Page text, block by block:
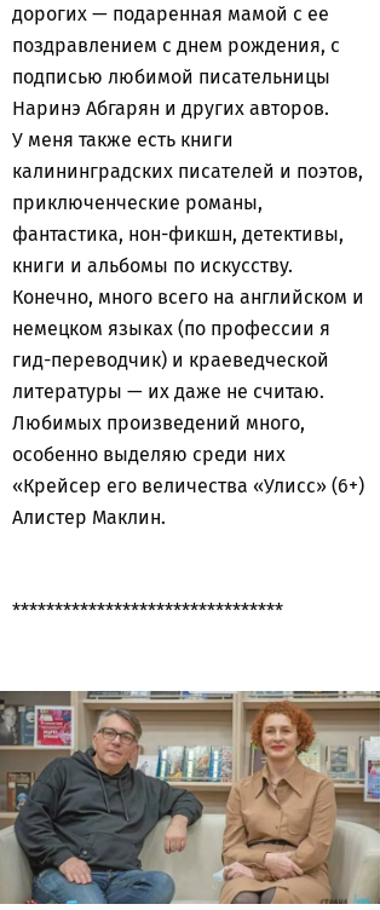
дорогих — подаренная мамой с ее
поздравлением с днем рождения, с
подписью любимой писательницы
Наринэ Абгарян и других авторов.
У меня также есть книги
калининградских писателей и поэтов,
приключенческие романы,
фантастика, нон-фикшн, детективы,
книги и альбомы по искусству.
Конечно, много всего на английском и
немецком языках (по профессии я
гид-переводчик) и краеведческой
литературы — их даже не считаю.
Любимых произведений много,
особенно выделяю среди них
«Крейсер его величества «Улисс» (6+)
Алистер Маклин.
********************************